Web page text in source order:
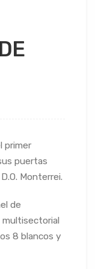
primer
puertas
Monterrei.
de
multisectorial
8 blancos y